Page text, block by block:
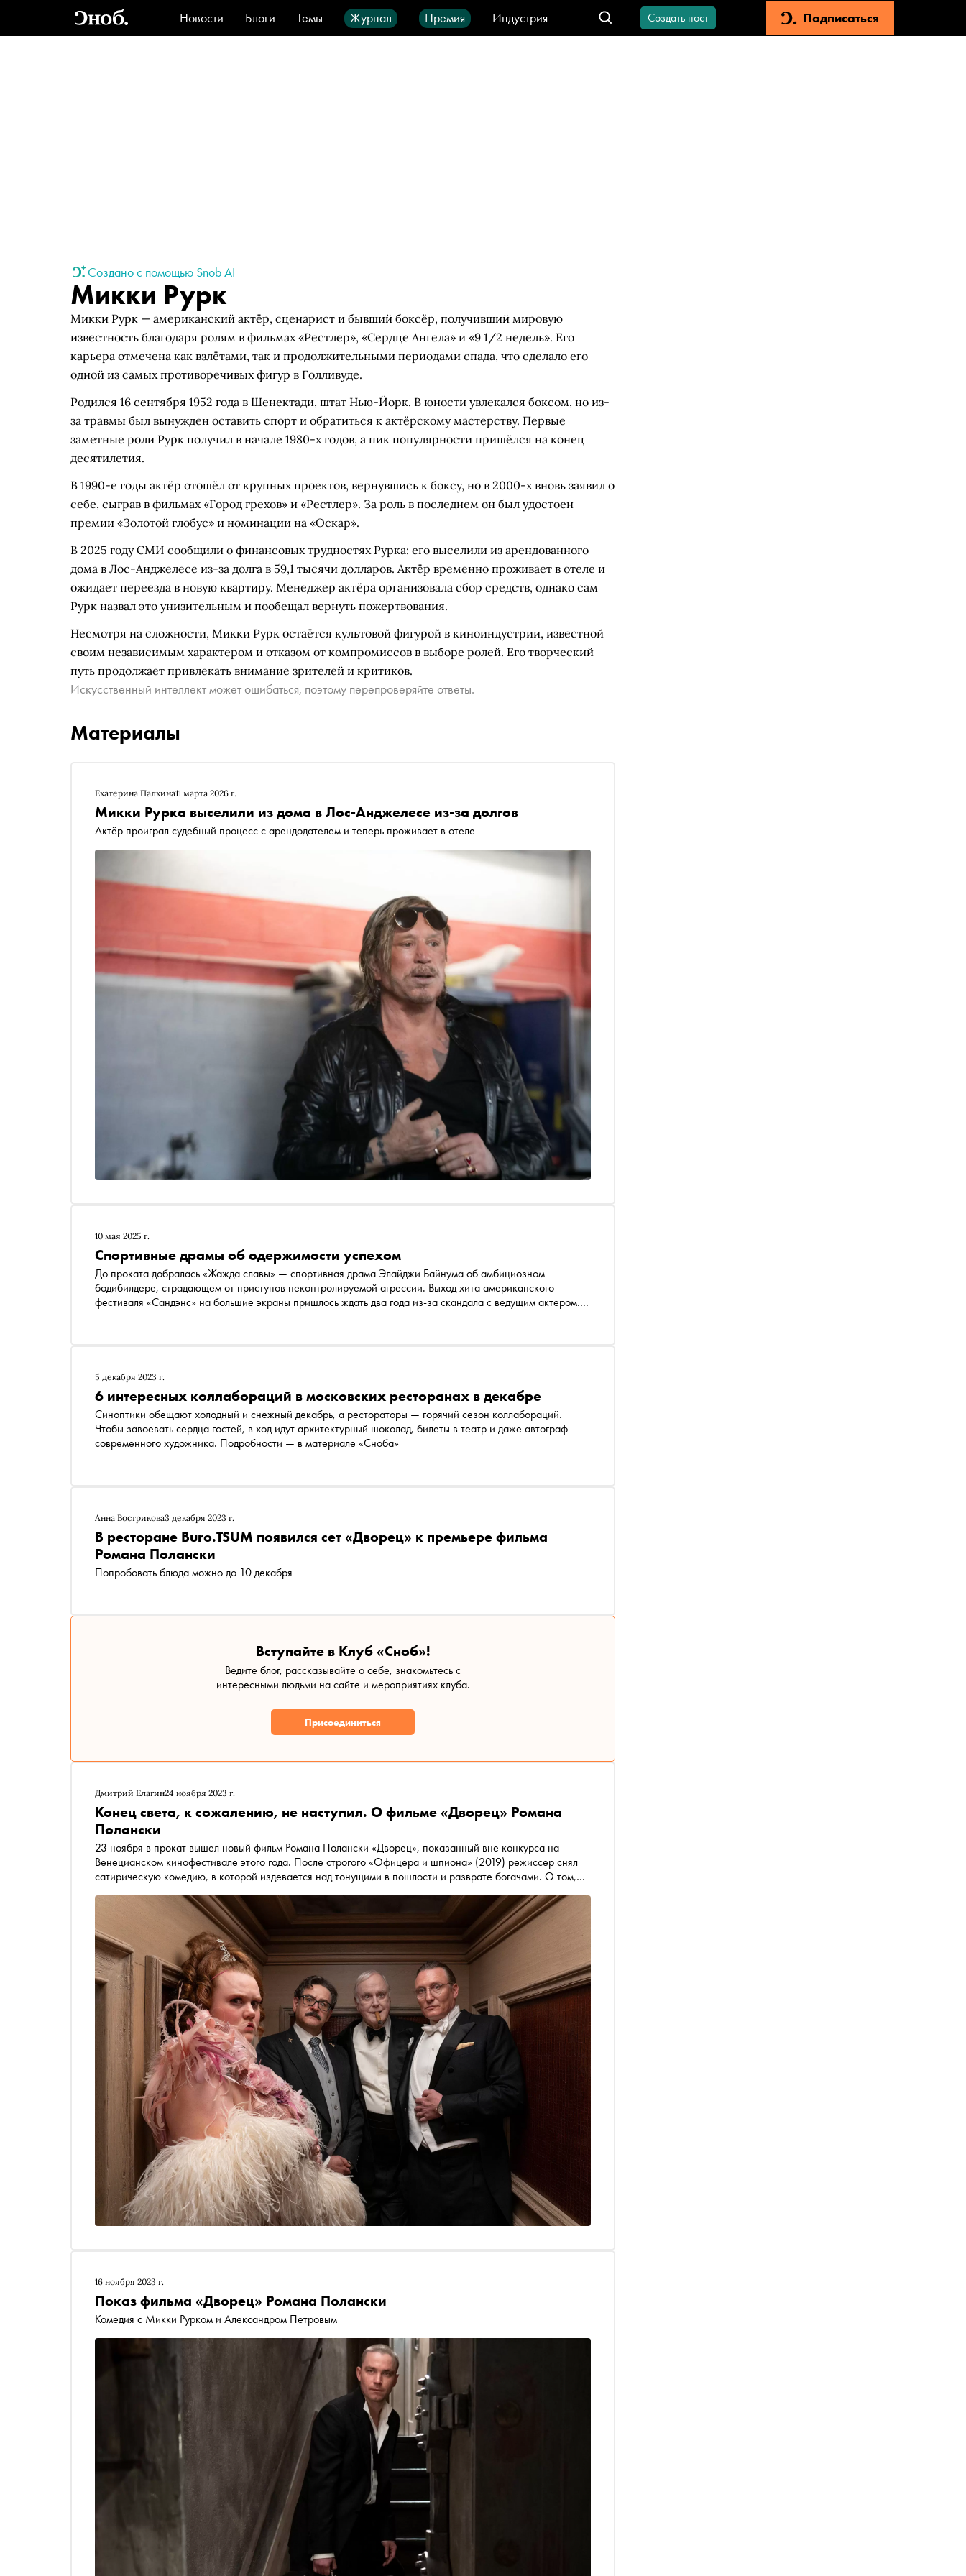
Новости Блоги Темы Журнал Премия
Индустрия
Стиль
Видео Город IT-продукты
Создать пост Подписаться
Создано с помощью Snob AI
Микки Рурк
Микки Рурк — американский актёр, сценарист и бывший боксёр, получивший мировую
известность благодаря ролям в фильмах «Рестлер», «Сердце Ангела» и «9 1/2 недель». Его
карьера отмечена как взлётами, так и продолжительными периодами спада, что сделало его
одной из самых противоречивых фигур в Голливуде.
Родился 16 сентября 1952 года в Шенектади, штат Нью-Йорк. В юности увлекался боксом, но из-
за травмы был вынужден оставить спорт и обратиться к актёрскому мастерству. Первые
заметные роли Рурк получил в начале 1980-х годов, а пик популярности пришёлся на конец
десятилетия.
В 1990-е годы актёр отошёл от крупных проектов, вернувшись к боксу, но в 2000-х вновь заявил о
себе, сыграв в фильмах «Город грехов» и «Рестлер». За роль в последнем он был удостоен
премии «Золотой глобус» и номинации на «Оскар».
В 2025 году СМИ сообщили о финансовых трудностях Рурка: его выселили из арендованного
дома в Лос-Анджелесе из-за долга в 59,1 тысячи долларов. Актёр временно проживает в отеле и
ожидает переезда в новую квартиру. Менеджер актёра организовала сбор средств, однако сам
Рурк назвал это унизительным и пообещал вернуть пожертвования.
Несмотря на сложности, Микки Рурк остаётся культовой фигурой в киноиндустрии, известной
своим независимым характером и отказом от компромиссов в выборе ролей. Его творческий
путь продолжает привлекать внимание зрителей и критиков.
Искусственный интеллект может ошибаться, поэтому перепроверяйте ответы.
Материалы
Екатерина Палкина11 марта 2026 г.
Микки Рурка выселили из дома в Лос-Анджелесе из-за долгов
Актёр проиграл судебный процесс с арендодателем и теперь проживает в отеле
10 мая 2025 г.
Спортивные драмы об одержимости успехом
До проката добралась «Жажда славы» — спортивная драма Элайджи Байнума об амбициозном
бодибилдере, страдающем от приступов неконтролируемой агрессии. Выход хита американского
фестиваля «Сандэнс» на большие экраны пришлось ждать два года из-за скандала с ведущим актером.
5 декабря 2023 г.
6 интересных коллабораций в московских ресторанах в декабре
Синоптики обещают холодный и снежный декабрь, а рестораторы — горячий сезон коллабораций.
Чтобы завоевать сердца гостей, в ход идут архитектурный шоколад, билеты в театр и даже автограф
современного художника. Подробности — в материале «Сноба»
Анна Вострикова3 декабря 2023 г.
В ресторане Buro.TSUM появился сет «Дворец» к премьере фильма
Романа Полански
Попробовать блюда можно до 10 декабря
Вступайте в Клуб «Сноб»!
Ведите блог, рассказывайте о себе, знакомьтесь с
интересными людьми на сайте и мероприятиях клуба.
Присоединиться
Дмитрий Елагин24 ноября 2023 г.
Конец света, к сожалению, не наступил. О фильме «Дворец» Романа
Полански
23 ноября в прокат вышел новый фильм Романа Полански «Дворец», показанный вне конкурса на
Венецианском кинофестивале этого года. После строгого «Офицера и шпиона» (2019) режиссер снял
сатирическую комедию, в которой издевается над тонущими в пошлости и разврате богачами. О том,
материале «Сноба»
16 ноября 2023 г.
Показ фильма «Дворец» Романа Полански
Комедия с Микки Рурком и Александром Петровым